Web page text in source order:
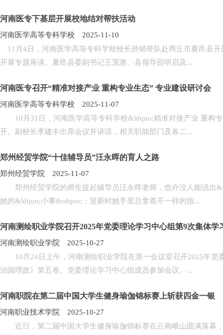
河南医专下基层开展校地结对帮扶活动
河南医学高等专科学校 2025-11-10
11月4日，河南医学高等专科学校校长孙韬带队赴商丘市夏邑县
开展专题座谈。夏邑县委副书记王宠惠、县领导邵明启及...
河南医专召开“精准对接产业 重构专业生态” 专业建设研讨会
河南医学高等专科学校 2025-11-07
10月31日，河南医学高等专科学校&ldquo;精准对接产业 重构
开。副校长李建丰出席会议并讲话，相关职能部门及各二...
郑州经贸学院“十佳辅导员”汪永晖的育人之路
郑州经贸学院 2025-11-07
郑州经贸学院的师生提起辅导员汪永晖老师，也许没人能说出
她的&ldquo;小事&rdquo;：迎新时她手里总拿着不一样的指...
河南测绘职业学院召开2025年党委理论学习中心组第9次集体学
河南测绘职业学院 2025-10-27
10月24日上午，河南测绘职业学院在第一会议室召开2025年党
治国理政》第五卷。党委理论学习中心组成员参加会议。...
河南职院在第二届中国大学生健身瑜伽锦标赛上斩获四金一银
河南职业技术学院 2025-10-27
近日，第二届中国大学生健身瑜伽锦标赛在云南峨山圆满落幕